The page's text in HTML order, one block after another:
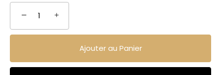
− +
Ajouter au Panier